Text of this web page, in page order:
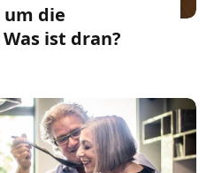
die
ist dran?